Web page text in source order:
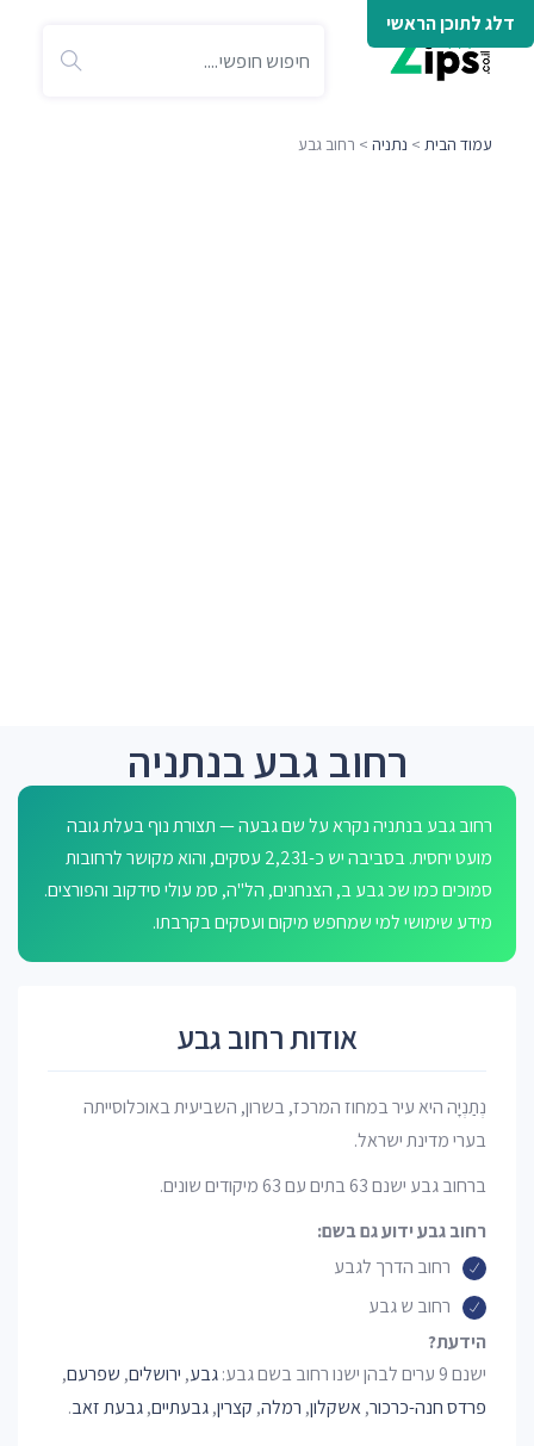
דלג לתוכן הראשי
עמוד הבית > נתניה > רחוב גבע
רחוב גבע בנתניה
רחוב גבע בנתניה נקרא על שם גבעה — תצורת נוף בעלת גובה
מועט יחסית. בסביבה יש כ-2,231 עסקים, והוא מקושר לרחובות
סמוכים כמו שכ גבע ב, הצנחנים, הל"ה, סמ עולי סידקוב והפורצים.
מידע שימושי למי שמחפש מיקום ועסקים בקרבתו.
אודות רחוב גבע
נְתַנְיָה היא עיר במחוז המרכז, בשרון, השביעית באוכלוסייתה
בערי מדינת ישראל.
ברחוב גבע ישנם 63 בתים עם 63 מיקודים שונים.
רחוב גבע ידוע גם בשם:
רחוב הדרך לגבע
רחוב ש גבע
הידעת?
ישנם 9 ערים לבהן ישנו רחוב בשם גבע:
גבע, ירושלים, שפרעם,
פרדס חנה-כרכור,אשקלון, רמלה, קצרין,גבעתיים,גבעת זאב.